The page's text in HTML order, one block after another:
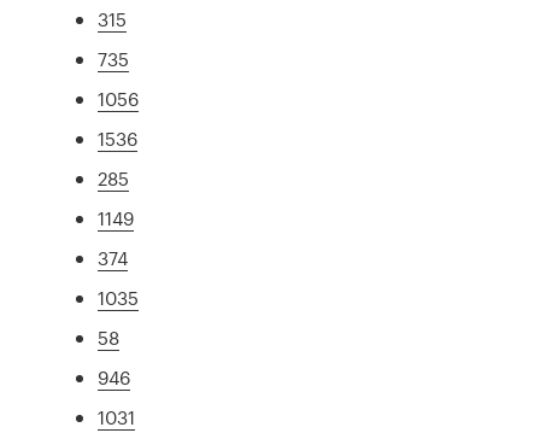
315
735
1056
1536
285
1149
374
1035
58
946
1031